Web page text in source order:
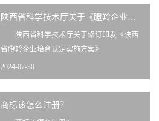
陕西省科学技术厅关于修订印发《陕西
省瞪羚企业培育认定实施方案》
各设区市、杨凌示范区、韩城市科技主
管部门，各高新区，各有关单位:
为深入实施创新驱动发展战...
2024-07-30
商标该怎么注册？